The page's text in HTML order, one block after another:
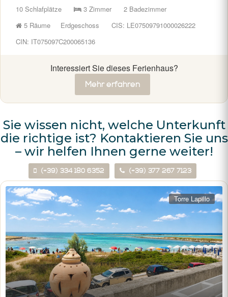
10 Schlafplätze 3 Zimmer
2 Badezimmer
5 Räume
Erdgeschoss
CIS: LE07509791000026222
CIN: IT075097C200065136
Interessiert Sie dieses Ferienhaus?
Mehr erfahren
Sie wissen nicht, welche Unterkunft
die richtige ist? Kontaktieren Sie uns
– wir helfen Ihnen gerne weiter!
(+39) 334 180 6352 (+39) 377 267 7123
Torre Lapillo